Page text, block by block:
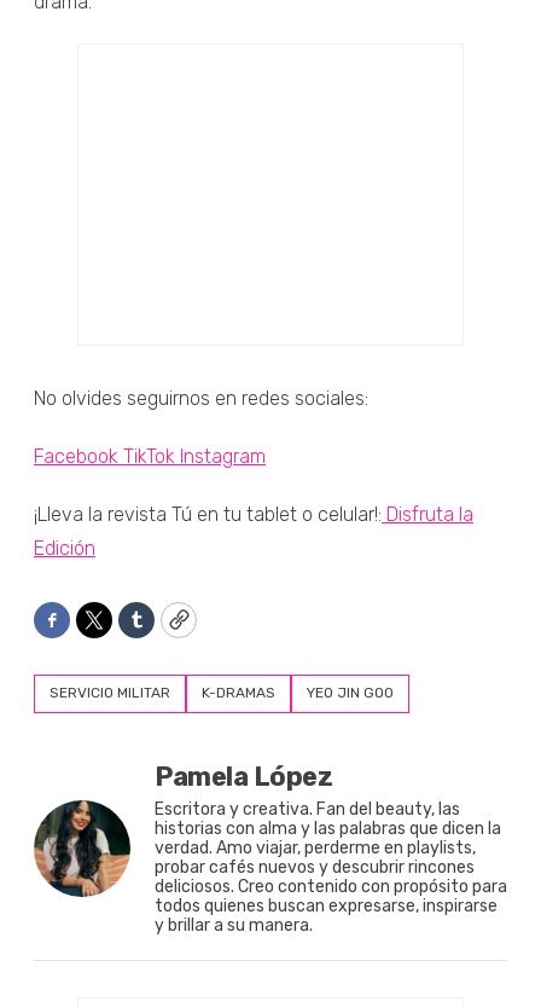
No olvides seguirnos en redes sociales:
Facebook TikTok Instagram
¡Lleva la revista Tú en tu tablet o celular!: Disfruta la
Edición
Facebook
TwitterTumblrCopy
SERVICIO MILITAR K-DRAMAS YEO JIN GOO
Pamela López
Escritora y creativa. Fan del beauty, las
historias con alma y las palabras que dicen la
verdad. Amo viajar, perderme en playlists,
probar cafés nuevos y descubrir rincones
deliciosos. Creo contenido con propósito para
todos quienes buscan expresarse, inspirarse
y brillar a su manera.